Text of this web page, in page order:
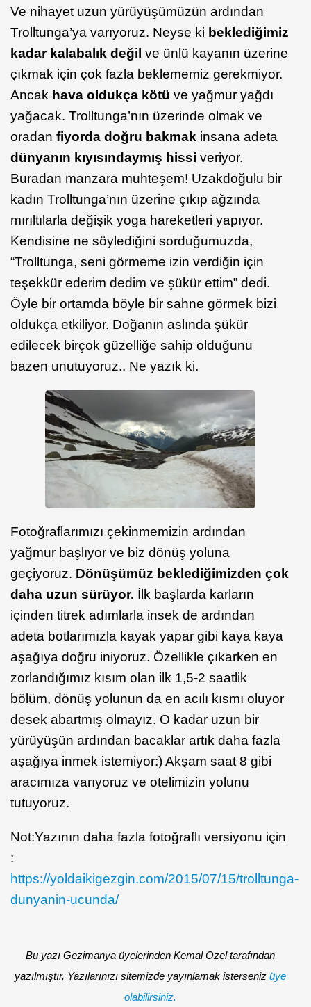
Ve nihayet uzun yürüyüşümüzün ardından
Trolltunga’ya varıyoruz. Neyse ki beklediğimiz
kadar kalabalık değil ve ünlü kayanın üzerine
çıkmak için çok fazla beklememiz gerekmiyor.
Ancak hava oldukça kötü ve yağmur yağdı
yağacak. Trolltunga’nın üzerinde olmak ve
oradan fiyorda doğru bakmak insana adeta
dünyanın kıyısındaymış hissi veriyor.
Buradan manzara muhteşem! Uzakdoğulu bir
kadın Trolltunga’nın üzerine çıkıp ağzında
mırıltılarla değişik yoga hareketleri yapıyor.
Kendisine ne söylediğini sorduğumuzda,
“Trolltunga, seni görmeme izin verdiğin için
teşekkür ederim dedim ve şükür ettim” dedi.
Öyle bir ortamda böyle bir sahne görmek bizi
oldukça etkiliyor. Doğanın aslında şükür
edilecek birçok güzelliğe sahip olduğunu
bazen unutuyoruz.. Ne yazık ki.
Fotoğraflarımızı çekinmemizin ardından
yağmur başlıyor ve biz dönüş yoluna
geçiyoruz. Dönüşümüz beklediğimizden çok
daha uzun sürüyor. İlk başlarda karların
içinden titrek adımlarla insek de ardından
adeta botlarımızla kayak yapar gibi kaya kaya
aşağıya doğru iniyoruz. Özellikle çıkarken en
zorlandığımız kısım olan ilk 1,5-2 saatlik
bölüm, dönüş yolunun da en acılı kısmı oluyor
desek abartmış olmayız. O kadar uzun bir
yürüyüşün ardından bacaklar artık daha fazla
aşağıya inmek istemiyor:) Akşam saat 8 gibi
aracımıza varıyoruz ve otelimizin yolunu
tutuyoruz.
Not:Yazının daha fazla fotoğraflı versiyonu için
:
https://yoldaikigezgin.com/2015/07/15/trolltunga-
dunyanin-ucunda/
Bu yazı Gezimanya üyelerinden Kemal Ozel tarafından
yazılmıştır. Yazılarınızı sitemizde yayınlamak isterseniz üye
olabilirsiniz.